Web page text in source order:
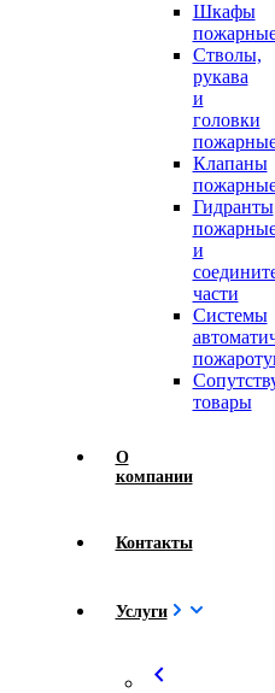
Шкафы
Стволы,
рукава
и
головки
Клапаны
Гидранты
и
части
Системы
товары
О
компании
Контакты
Услуги
chevron_left